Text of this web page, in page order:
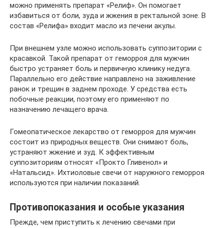
можно применять препарат «Релиф». Он помогает
избавиться от боли, зуда и жжения в ректальной зоне. В
состав «Релифа» входит масло из печени акулы.
При внешнем узле можно использовать суппозитории с
красавкой. Такой препарат от геморроя для мужчин
быстро устраняет боль и первичную клинику недуга.
Параллельно его действие направлено на заживление
ранок и трещин в заднем проходе. У средства есть
побочные реакции, поэтому его применяют по
назначению лечащего врача.
Гомеопатическое лекарство от геморроя для мужчин
состоит из природных веществ. Они снимают боль,
устраняют жжение и зуд. К эффективным
суппозиториям относят «Прокто Гливенол» и
«Натальсид». Ихтиоловые свечи от наружного геморроя
используются при наличии показаний.
Противопоказания и особые указания
Прежде, чем приступить к лечению свечами при